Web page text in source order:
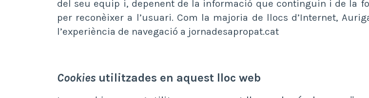
del seu equip i, depenent de la informació que continguin i de la
per reconèixer a l’usuari. Com la majoria de llocs d’Internet,
l’experiència de navegació a jornadesapropat.cat
Cookies utilitzades en aquest lloc web